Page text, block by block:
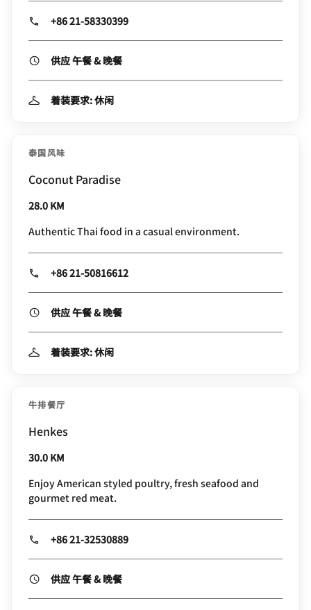
+86 21-58330399
供应 午餐 & 晚餐
着装要求: 休闲
泰国风味
Coconut Paradise
28.0 KM
Authentic Thai food in a casual environment.
+86 21-50816612
供应 午餐 & 晚餐
着装要求: 休闲
牛排餐厅
Henkes
30.0 KM
Enjoy American styled poultry, fresh seafood and
gourmet red meat.
+86 21-32530889
供应 午餐 & 晚餐